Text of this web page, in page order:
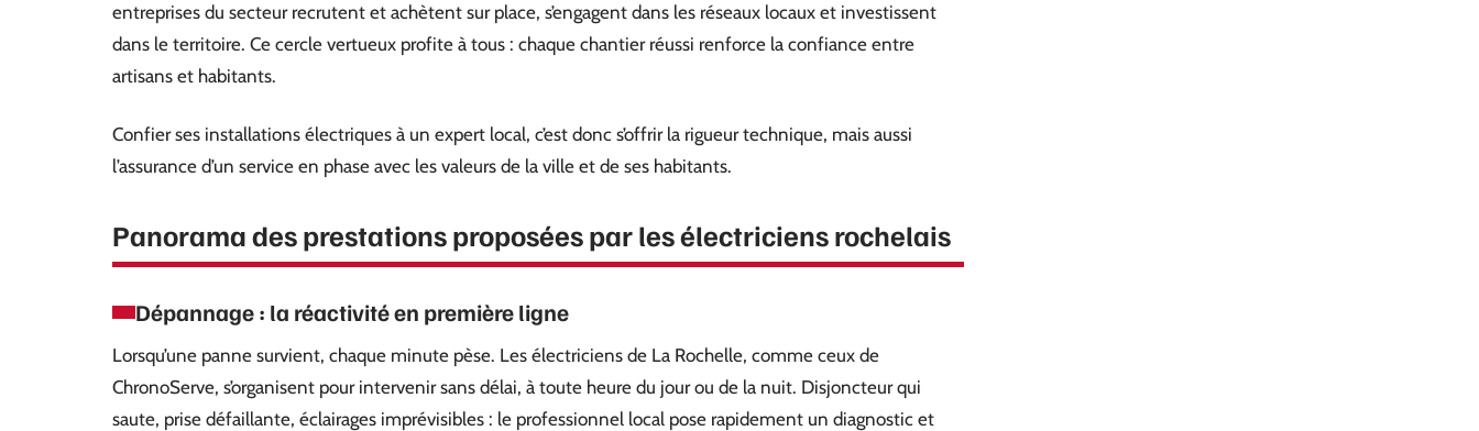
entreprises du secteur recrutent et achètent sur place, s’engagent dans les réseaux locaux et investissent
dans le territoire. Ce cercle vertueux profite à tous : chaque chantier réussi renforce la confiance entre
artisans et habitants.
Confier ses installations électriques à un expert local, c’est donc s’offrir la rigueur technique, mais aussi
l’assurance d’un service en phase avec les valeurs de la ville et de ses habitants.
Panorama des prestations proposées par les électriciens rochelais
Dépannage : la réactivité en première ligne
Lorsqu’une panne survient, chaque minute pèse. Les électriciens de La Rochelle, comme ceux de
ChronoServe, s’organisent pour intervenir sans délai, à toute heure du jour ou de la nuit. Disjoncteur qui
saute, prise défaillante, éclairages imprévisibles : le professionnel local pose rapidement un diagnostic et